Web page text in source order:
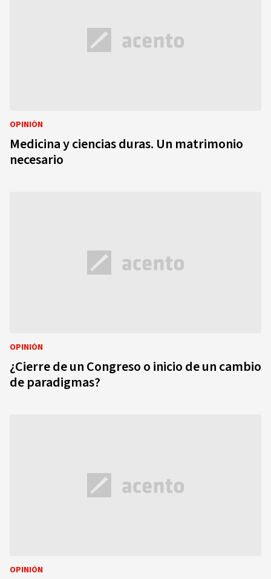
OPINIÓN
Medicina y ciencias duras. Un matrimonio
necesario
OPINIÓN
¿Cierre de un Congreso o inicio de un cambio
de paradigmas?
OPINIÓN